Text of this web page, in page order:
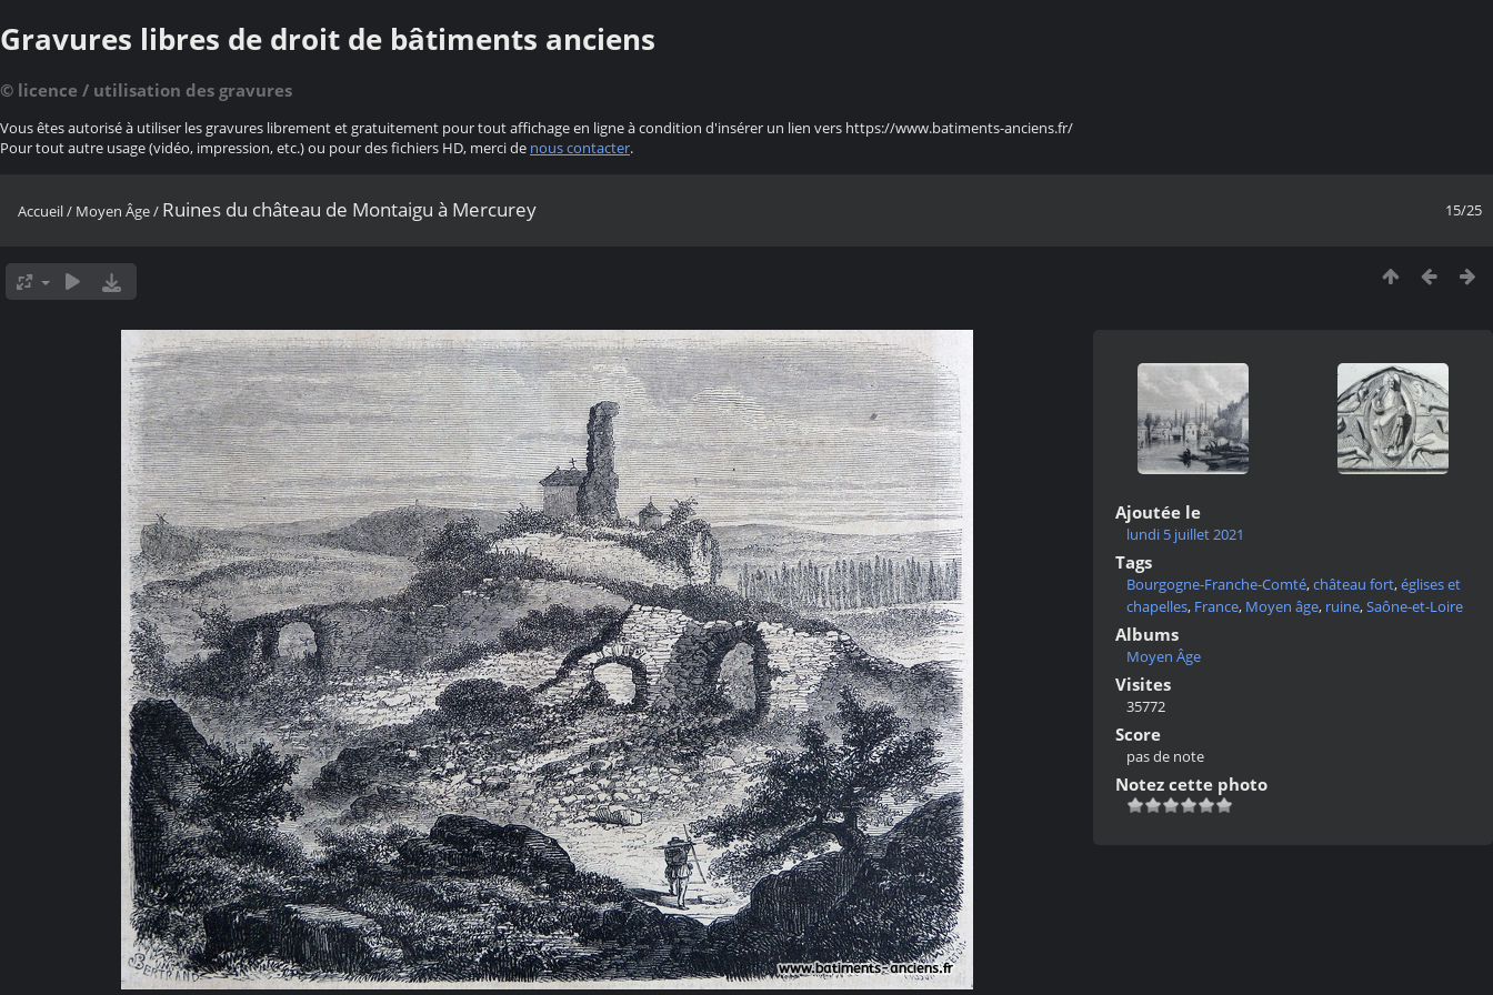
Gravures libres de droit de bâtiments anciens
© licence / utilisation des gravures
Vous êtes autorisé à utiliser les gravures librement et gratuitement pour tout affichage en ligne à condition d'insérer un lien vers https://www.batiments-anciens.fr/
Pour tout autre usage (vidéo, impression, etc.) ou pour des fichiers HD, merci de nous contacter.
15/25
Accueil/ Moyen Âge/ Ruines du château de Montaigu à Mercurey
Ajoutée le
lundi 5 juillet 2021
Tags
Bourgogne-Franche-Comté,château fort,églises et
chapelles, France, Moyen âge, ruine,Saône-et-Loire
Albums
Moyen Âge
Visites
35772
Score
pas de note
Notez cette photo